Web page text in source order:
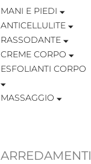
MANI E PIEDI
ANTICELLULITE
RASSODANTE
CREME CORPO
ESFOLIANTI CORPO
MASSAGGIO
ARREDAMENTI